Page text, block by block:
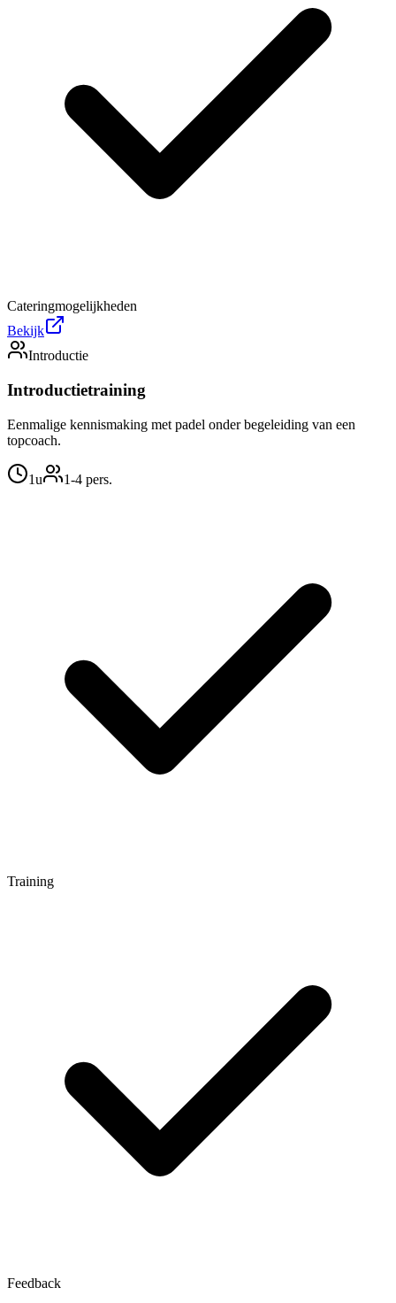
Cateringmogelijkheden
Bekijk
Introductie
Introductietraining
Eenmalige kennismaking met padel onder begeleiding van een
topcoach.
1u 1-4 pers.
Training
Feedback